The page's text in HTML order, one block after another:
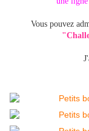
Vous pouvez